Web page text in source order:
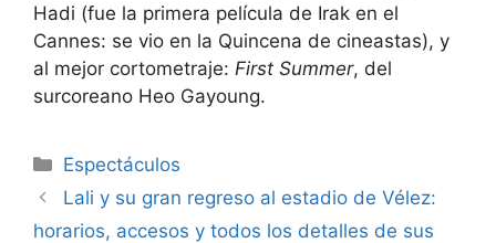
Hadi (fue la primera película de Irak en el
Cannes: se vio en la Quincena de cineastas), y
al mejor cortometraje: First Summer, del
surcoreano Heo Gayoung.
Espectáculos
Lali y su gran regreso al estadio de Vélez:
horarios, accesos y todos los detalles de sus